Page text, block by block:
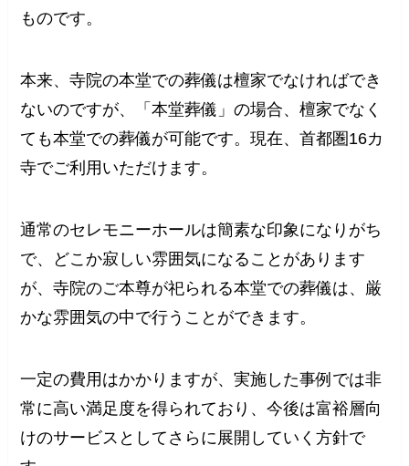
ものです。
本来、寺院の本堂での葬儀は檀家でなければでき
ないのですが、「本堂葬儀」の場合、檀家でなく
ても本堂での葬儀が可能です。現在、首都圏16カ
寺でご利用いただけます。
通常のセレモニーホールは簡素な印象になりがち
で、どこか寂しい雰囲気になることがあります
が、寺院のご本尊が祀られる本堂での葬儀は、厳
かな雰囲気の中で行うことができます。
一定の費用はかかりますが、実施した事例では非
常に高い満足度を得られており、今後は富裕層向
けのサービスとしてさらに展開していく方針で